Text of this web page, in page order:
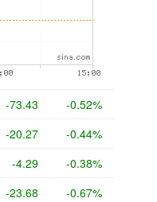
-73.43 -0.52%
-20.27 -0.44%
-4.29 -0.38%
-23.68 -0.67%